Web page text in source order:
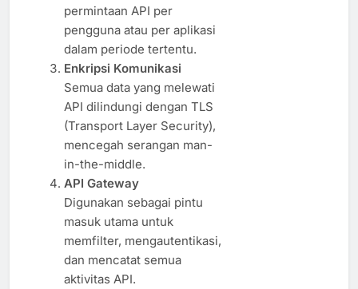
permintaan API per
pengguna atau per aplikasi
dalam periode tertentu.
Enkripsi Komunikasi
Semua data yang melewati
API dilindungi dengan TLS
(Transport Layer Security),
mencegah serangan man-
in-the-middle.
API Gateway
Digunakan sebagai pintu
masuk utama untuk
memfilter, mengautentikasi,
dan mencatat semua
aktivitas API.